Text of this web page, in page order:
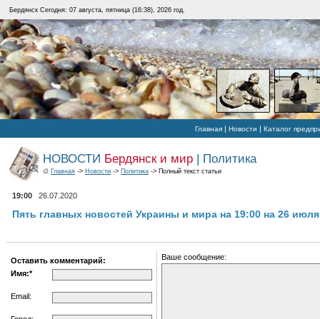
Бердянск Сегодня: 07 августа, пятница (16:38), 2026 год.
Главная | Новости | Каталог
НОВОСТИ Бердянск и мир | Политика
Главная -> Новости -> Политика -> Полный текст статьи
19:00 26.07.2020
Пять главных новостей Украины и мира на 19:00 на 26 июля
Оставить комментарий:
Ваше сообщение:
Имя:*
Email: